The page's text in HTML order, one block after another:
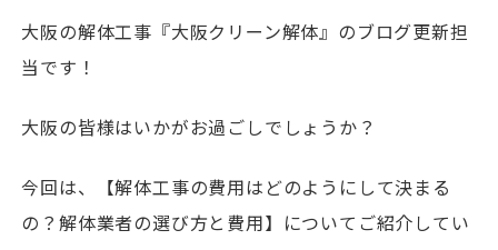
大阪の解体工事『大阪クリーン解体』のブログ更新担
当です！
大阪の皆様はいかがお過ごしでしょうか？
今回は、【解体工事の費用はどのようにして決まる
の？解体業者の選び方と費用】についてご紹介してい